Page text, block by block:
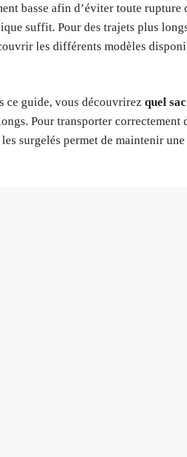
basse afin d’éviter toute rupture
suffit. Pour des trajets plus
les différents modèles
ce guide, vous découvrirez quel sac
Pour transporter correctement
surgelés permet de maintenir une